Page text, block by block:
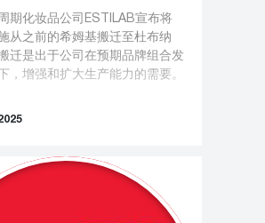
期化妆品公司ESTILAB宣布将
从之前的希姆基搬迁至杜布纳
迁是出于公司在预期品牌组合发
，增强和扩大生产能力的需要。